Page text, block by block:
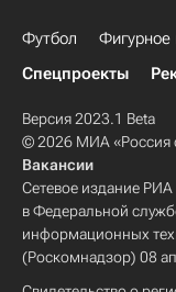
Футбол Фигурное
Спецпроекты
Версия 2023.1 Beta
© 2026 МИА «Россия
Вакансии
Сетевое издание
в Федеральной
информационных
(Роскомнадзор) 08